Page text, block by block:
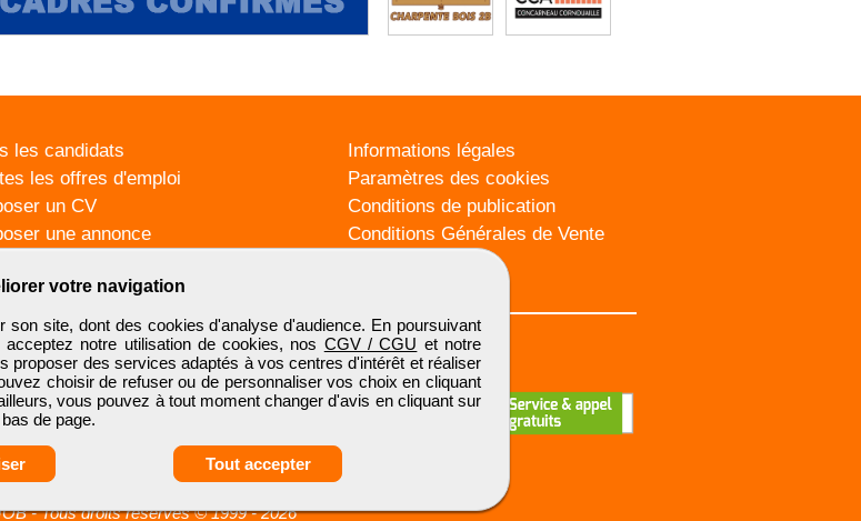
votre navigation
site, dont des cookies d'analyse d'audience. En poursuivant
notre utilisation de cookies, nos CGV / CGU et notre
proposer des services adaptés à vos centres d'intérêt et réaliser
choisir de refuser ou de personnaliser vos choix en cliquant
vous pouvez à tout moment changer d'avis en cliquant sur
de page.
Tout accepter
les candidats
les offres d'emploi
un CV
une annonce
Informations légales
Paramètres des cookies
Conditions de publication
Conditions Générales de Vente
-Tous droits réservés © 1999 - 2026